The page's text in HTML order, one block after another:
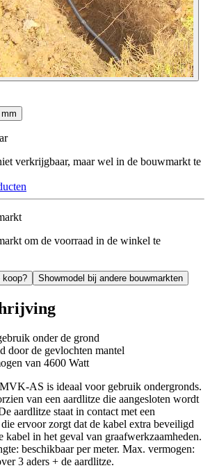
verkrijgbaar, maar wel in de bouwmarkt te
om de voorraad in de winkel te
koop? Showmodel bij andere bouwmarkten
onder de grond
door de gevlochten mantel
van 4600 Watt
AS is ideaal voor gebruik ondergronds.
van een aardlitze die aangesloten wordt
aardlitze staat in contact met een
ervoor zorgt dat de kabel extra beveiligd
kabel in het geval van graafwerkzaamheden.
beschikbaar per meter. Max. vermogen:
3 aders + de aardlitze.